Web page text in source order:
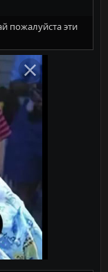
пожалуйста эти